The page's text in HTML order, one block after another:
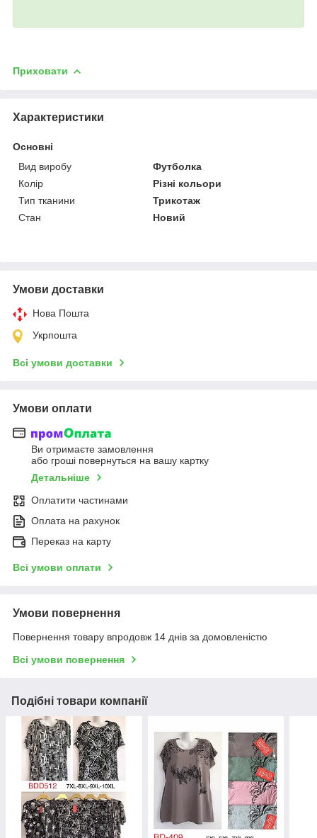
Приховати
Характеристики
Основні
Вид виробу
Футболка
Колір
Різні кольори
Тип тканини
Трикотаж
Стан
Новий
Умови доставки
Нова Пошта
Укрпошта
Всі умови доставки
Умови оплати
Ви отримаєте замовлення
або гроші повернуться на вашу картку
Детальніше
Оплатити частинами
Оплата на рахунок
Переказ на карту
Всі умови оплати
Умови повернення
Повернення товару впродовж 14 днів за домовленістю
Всі умови повернення
Подібні товари компанії